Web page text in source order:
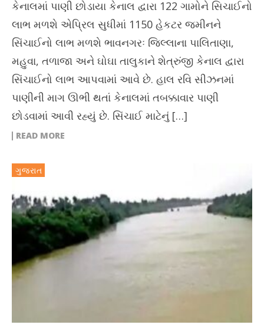
કેનાલમાં પાણી છોડાયા કેનાલ દ્વારા 122 ગામોને સિચાઈનો
લાભ મળશે એપ્રિલ સુધીમાં 1150 હેકટર જમીનને
સિંચાઈનો લાભ મળશે ભાવનગરઃ જિલ્લાના પાલિતાણા,
મહુવા, તળાજા અને ઘોઘા તાલુકાને શેત્રુંજી કેનાલ દ્વારા
સિંચાઈનો લાભ આપવામાં આવે છે. હાલ રવિ સીઝનમાં
પાણીની માગ ઊભી થતાં કેનાલમાં તબક્કાવાર પાણી
છોડવામાં આવી રહ્યું છે. સિંચાઈ માટેનું […]
READ MORE
ગુજરાત